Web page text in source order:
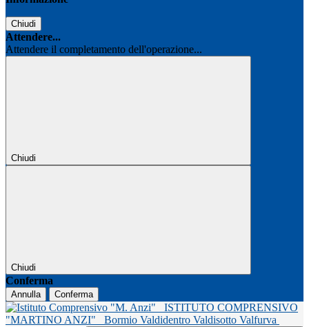
Chiudi
Attendere...
Attendere il completamento dell'operazione...
Chiudi
Chiudi
Conferma
Annulla Conferma
ISTITUTO COMPRENSIVO
"MARTINO ANZI"
Bormio Valdidentro Valdisotto Valfurva